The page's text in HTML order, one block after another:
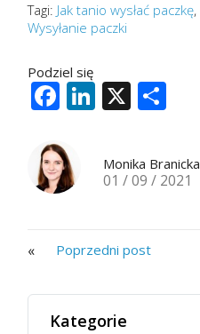
Tagi: Jak tanio wysłać paczkę,
Wysyłanie paczki
Podziel się
Facebook
LinkedIn
X
Monika Branicka
01 / 09 / 2021
Poprzedni post
«
Kategorie